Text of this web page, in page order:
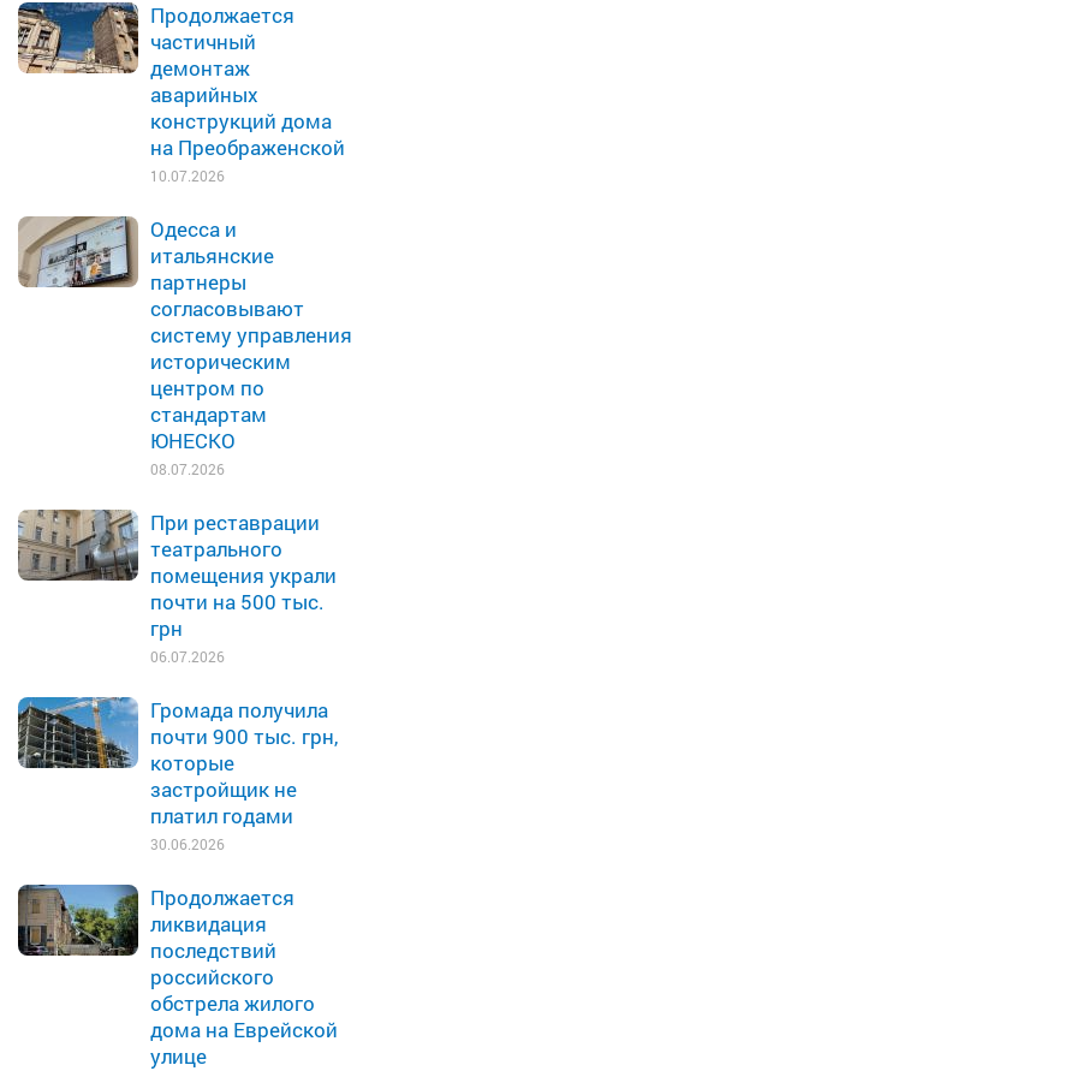
Продолжается
частичный
демонтаж
аварийных
конструкций дома
на Преображенской
10.07.2026
Одесса и
итальянские
партнеры
согласовывают
систему управления
историческим
центром по
стандартам
ЮНЕСКО
08.07.2026
При реставрации
театрального
помещения украли
почти на 500 тыс.
грн
06.07.2026
Громада получила
почти 900 тыс. грн,
которые
застройщик не
платил годами
30.06.2026
Продолжается
ликвидация
последствий
российского
обстрела жилого
дома на Еврейской
улице